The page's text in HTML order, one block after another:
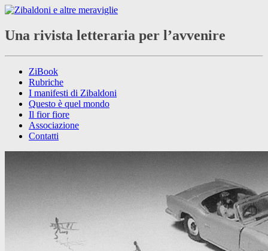
Una rivista letteraria per l’avvenire
ZiBook
Rubriche
I manifesti di Zibaldoni
Questo è quel mondo
Il fior fiore
Associazione
Contatti